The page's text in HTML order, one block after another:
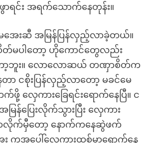
ာရင်း အရက်သောက်နေတုန်း။
အေးဆီ အမြန်ပြန်လှည့်လာခဲ့တယ်။
တ်မပါတော့ ဟိုကောင်တွေလည်း
ော့ဘူး။ လောလောဆယ် တဏှာစိတ်က
ာ ငစိုးပြန်လှည့်လာတော့ မခင်မေ
လှေကားခြေရင်းရောက်နေပြီ။ င
ြန်ပြေးလိုက်သွားပြီး လှေကား
က်မှီတော့ နောက်ကနေဆွဲဖက်
ကအပေါ်လှေကားထစ်မှာရောက်နေ